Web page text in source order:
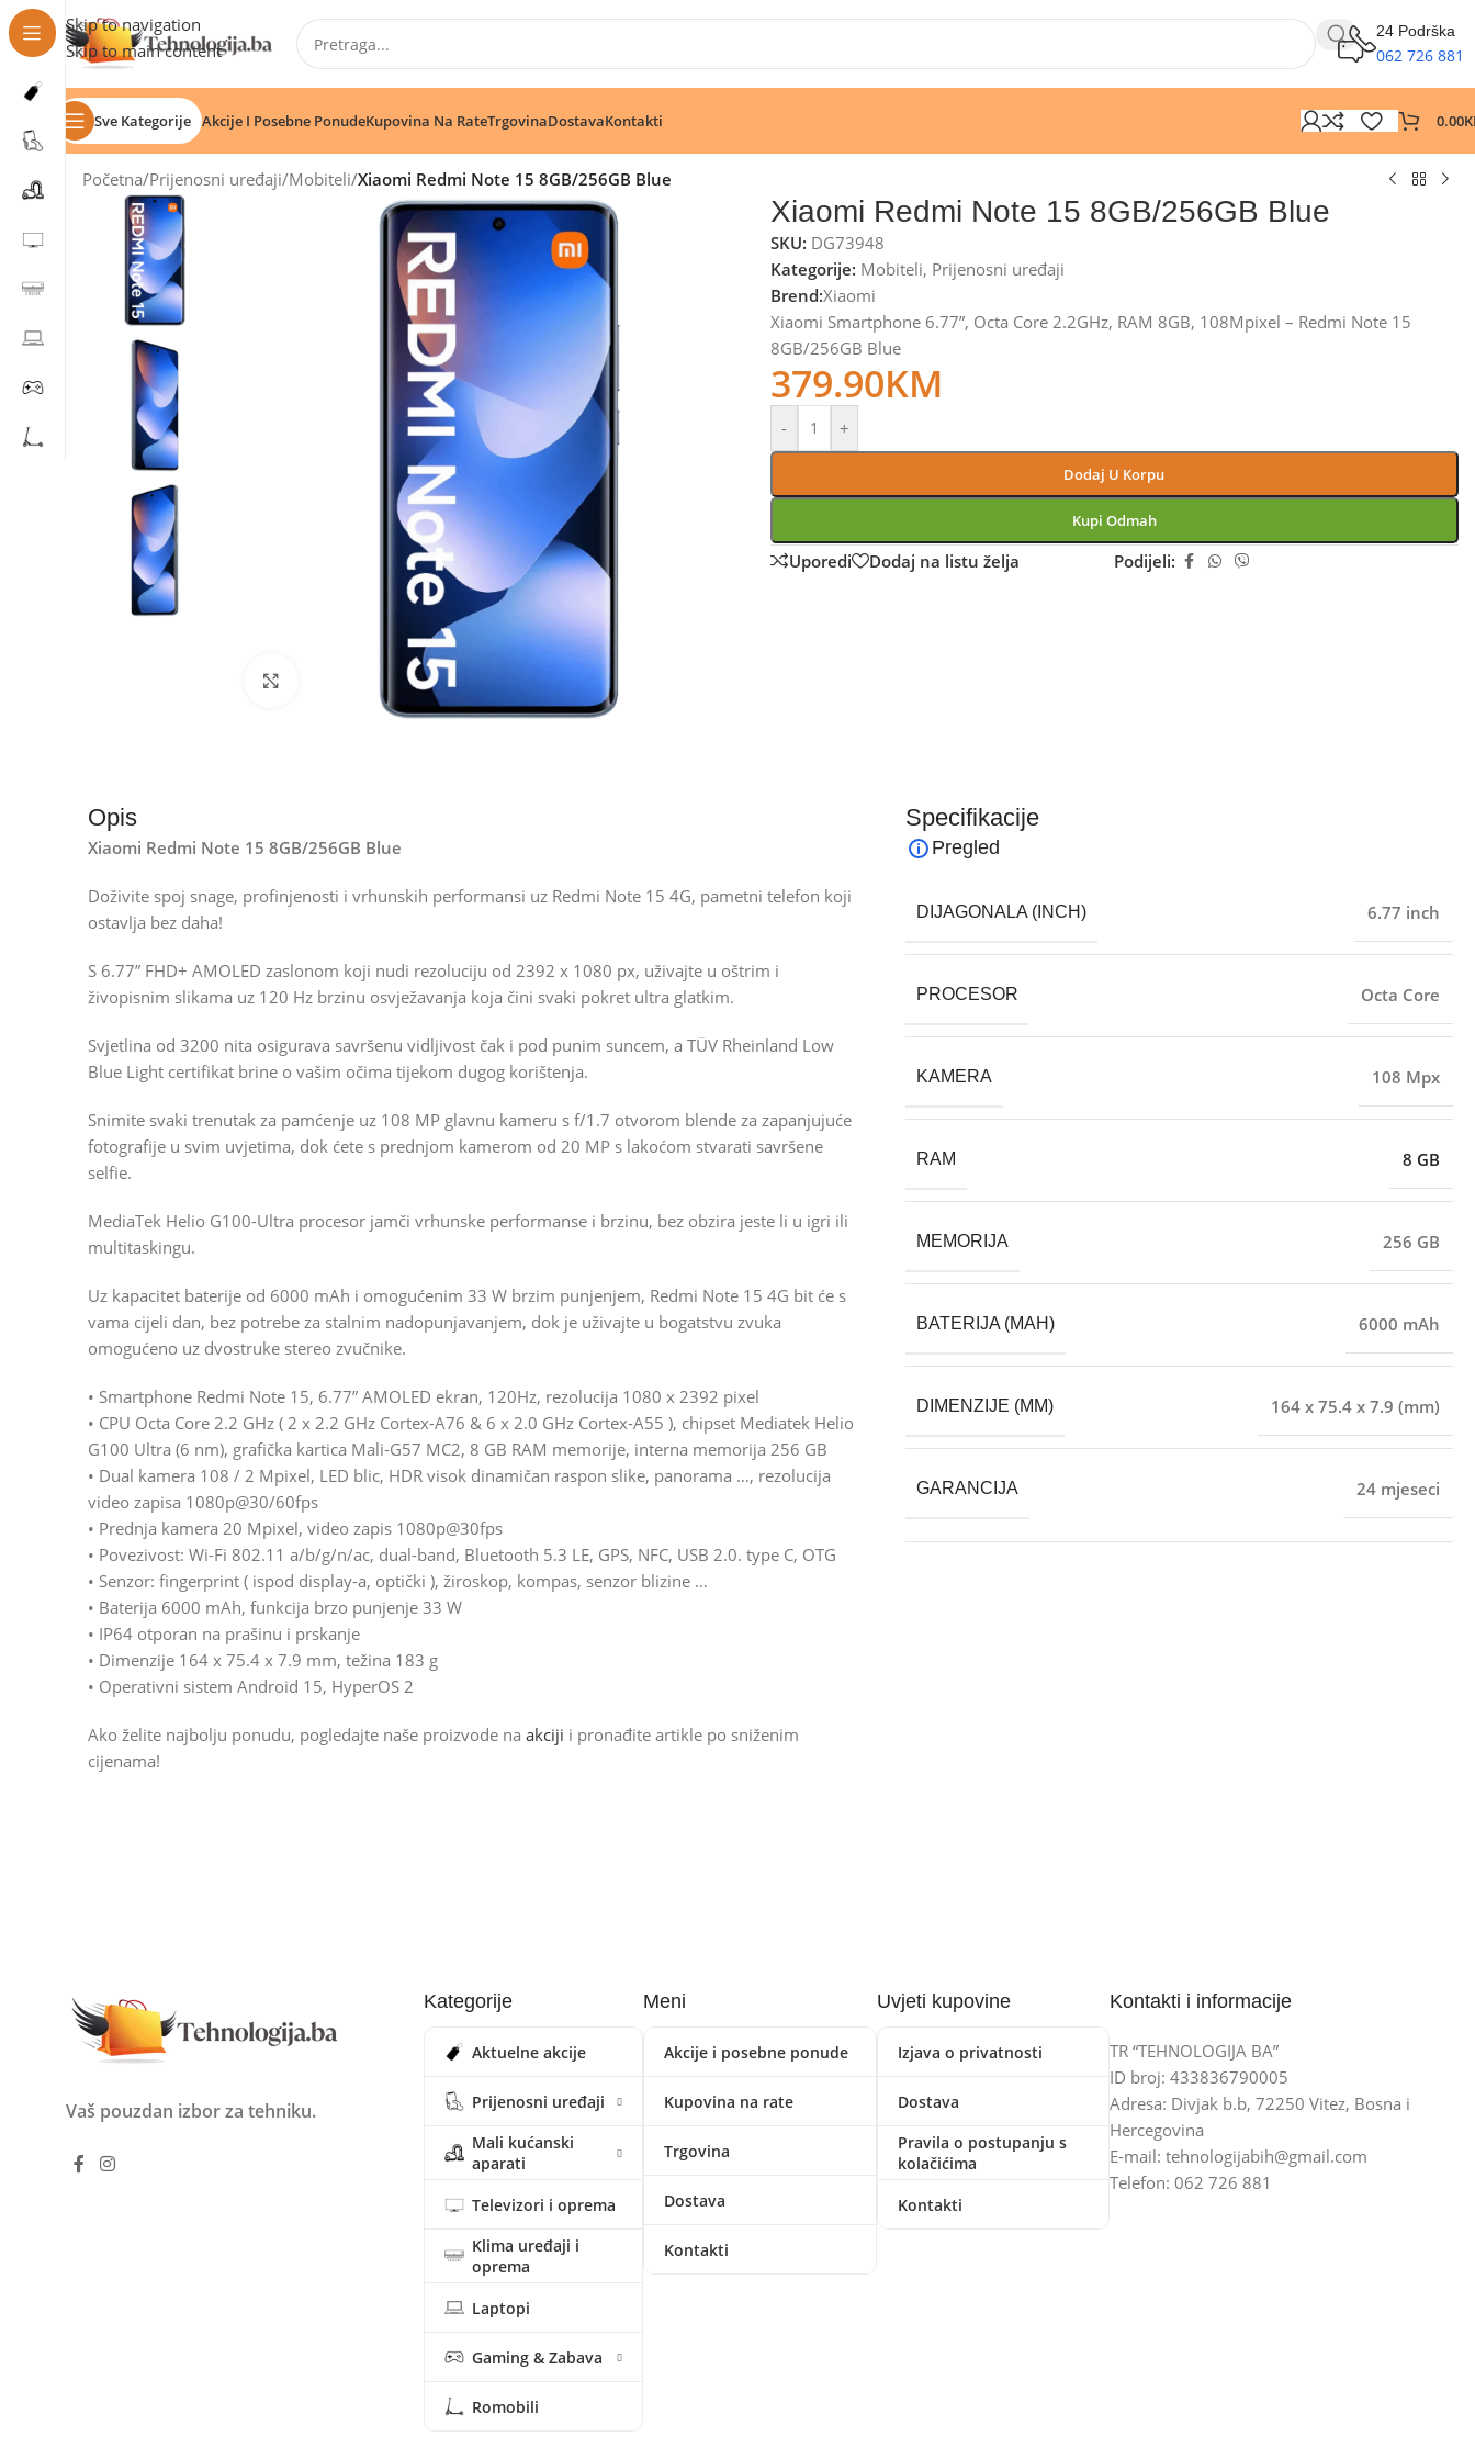
Skip to navigation
Skip to main content
24 Podrška
062 726 881
Sve Kategorije Akcije I Posebne PonudeKupovina Na RateTrgovinaDostavaKontakti 0.00
Početna/Prijenosni uređaji/Mobiteli/Xiaomi Redmi Note 15 8GB/256GB Blue
Kliknite za uvećanje
Xiaomi Redmi Note 15 8GB/256GB Blue
SKU: DG73948
Kategorije: Mobiteli, Prijenosni uređaji
Brend:Xiaomi
Xiaomi Smartphone 6.77”, Octa Core 2.2GHz, RAM 8GB, 108Mpixel – Redmi Note 15
8GB/256GB Blue
379.90KM
- +
Dodaj U Korpu
Kupi Odmah
Uporedi Dodaj na listu želja Podijeli:
Opis
Xiaomi Redmi Note 15 8GB/256GB Blue
Doživite spoj snage, profinjenosti i vrhunskih performansi uz Redmi Note 15 4G, pametni telefon koji
ostavlja bez daha!
S 6.77” FHD+ AMOLED zaslonom koji nudi rezoluciju od 2392 x 1080 px, uživajte u oštrim i
živopisnim slikama uz 120 Hz brzinu osvježavanja koja čini svaki pokret ultra glatkim.
Svjetlina od 3200 nita osigurava savršenu vidljivost čak i pod punim suncem, a TÜV Rheinland Low
Blue Light certifikat brine o vašim očima tijekom dugog korištenja.
Snimite svaki trenutak za pamćenje uz 108 MP glavnu kameru s f/1.7 otvorom blende za zapanjujuće
fotografije u svim uvjetima, dok ćete s prednjom kamerom od 20 MP s lakoćom stvarati savršene
selfie.
MediaTek Helio G100-Ultra procesor jamči vrhunske performanse i brzinu, bez obzira jeste li u igri ili
multitaskingu.
Uz kapacitet baterije od 6000 mAh i omogućenim 33 W brzim punjenjem, Redmi Note 15 4G bit će s
vama cijeli dan, bez potrebe za stalnim nadopunjavanjem, dok je uživajte u bogatstvu zvuka
omogućeno uz dvostruke stereo zvučnike.
• Smartphone Redmi Note 15, 6.77” AMOLED ekran, 120Hz, rezolucija 1080 x 2392 pixel
• CPU Octa Core 2.2 GHz ( 2 x 2.2 GHz Cortex-A76 & 6 x 2.0 GHz Cortex-A55 ), chipset Mediatek Helio
G100 Ultra (6 nm), grafička kartica Mali-G57 MC2, 8 GB RAM memorije, interna memorija 256 GB
• Dual kamera 108 / 2 Mpixel, LED blic, HDR visok dinamičan raspon slike, panorama …, rezolucija
video zapisa 1080p@30/60fps
• Prednja kamera 20 Mpixel, video zapis 1080p@30fps
• Povezivost: Wi-Fi 802.11 a/b/g/n/ac, dual-band, Bluetooth 5.3 LE, GPS, NFC, USB 2.0. type C, OTG
• Senzor: fingerprint ( ispod display-a, optički ), žiroskop, kompas, senzor blizine …
• Baterija 6000 mAh, funkcija brzo punjenje 33 W
• IP64 otporan na prašinu i prskanje
• Dimenzije 164 x 75.4 x 7.9 mm, težina 183 g
• Operativni sistem Android 15, HyperOS 2
Ako želite najbolju ponudu, pogledajte naše proizvode na akciji i pronađite artikle po sniženim
cijenama!
Specifikacije
Pregled
DIJAGONALA (INCH) 6.77 inch
PROCESOR Octa Core
KAMERA 108 Mpx
RAM 8 GB
MEMORIJA 256 GB
BATERIJA (MAH) 6000 mAh
DIMENZIJE (MM) 164 x 75.4 x 7.9 (mm)
GARANCIJA 24 mjeseci
Vaš pouzdan izbor za tehniku.
Kategorije
Aktuelne akcije
Prijenosni uređaji
Mali kućanski
aparati
Televizori i oprema
Klima uređaji i
oprema
Laptopi
Gaming & Zabava
Romobili
Meni
Akcije i posebne ponude
Kupovina na rate
Trgovina
Dostava
Kontakti
Uvjeti kupovine
Izjava o privatnosti
Dostava
Pravila o postupanju s
kolačićima
Kontakti
Kontakti i informacije
TR “TEHNOLOGIJA BA”
ID broj: 433836790005
Adresa: Divjak b.b, 72250 Vitez, Bosna i
Hercegovina
E-mail: tehnologijabih@gmail.com
Telefon: 062 726 881